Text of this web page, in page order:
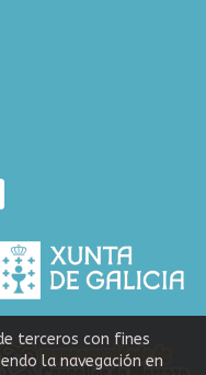
terceros con fines
la navegación en